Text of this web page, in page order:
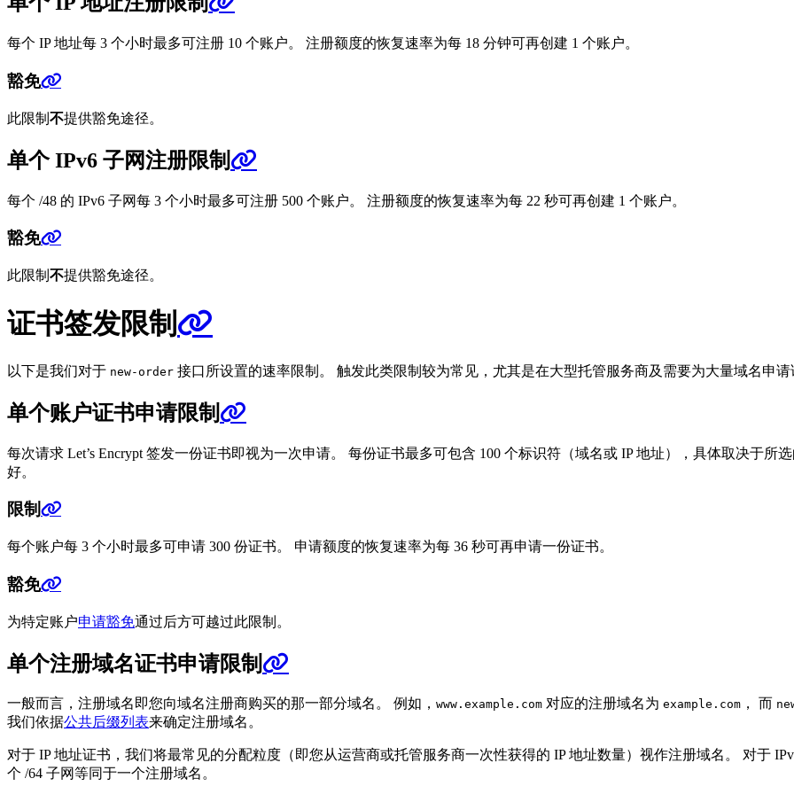
每个 IP 地址每 3 个小时最多可注册 10 个账户。 注册额度的恢复速率为每 18 分钟可再创建 1 个账户。
豁免
此限制 不提供豁免途径。
单个 IPv6 子网注册限制
每个 /48 的 IPv6 子网每 3 个小时最多可注册 500 个账户。 注册额度的恢复速率为每 22 秒可再创建 1 个账户。
豁免
此限制 不提供豁免途径。
证书签发限制
以下是我们对于 new-order 接口所设置的速率限制。 触发此类限制较为常见，尤其是在大型托管服务商及需要为大量域名申请
单个账户证书申请限制
每次请求 Let’s Encrypt 签发一份证书即视为一次申请。 每份证书最多可包含 100 个标识符（域名或 IP 地址），具体取决于所
好。
限制
每个账户每 3 个小时最多可申请 300 份证书。 申请额度的恢复速率为每 36 秒可再申请一份证书。
豁免
为特定账户申请豁免通过后方可越过此限制。
单个注册域名证书申请限制
一般而言，注册域名即您向域名注册商购买的那一部分域名。 例如， www.example.com 对应的注册域名为 example.com ， 而
我们依据公共后缀列表来确定注册域名。
对于 IP 地址证书，我们将最常见的分配粒度（即您从运营商或托管服务商一次性获得的 IP 地址数量）视作注册域名。 对于
个 /64 子网等同于一个注册域名。